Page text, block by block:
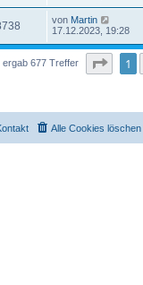
von Martin
17.12.2023, 19:28
ergab 677 Treffer Seite1
Alle Cookies löschen